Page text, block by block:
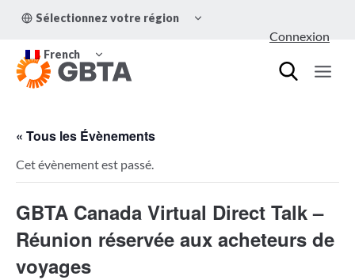
Sélectionnez votre région
LE
French
LE
MENU
ENFANT
Connexion
« Tous les Évènements
Cet évènement est passé.
GBTA Canada Virtual Direct Talk –
Réunion réservée aux acheteurs de
voyages